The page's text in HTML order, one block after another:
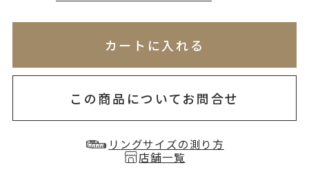
希望する
希望しない
お届け目安：約1ヶ月半以内
カートに入れる
この商品についてお問合せ
リングサイズの測り方
店舗一覧